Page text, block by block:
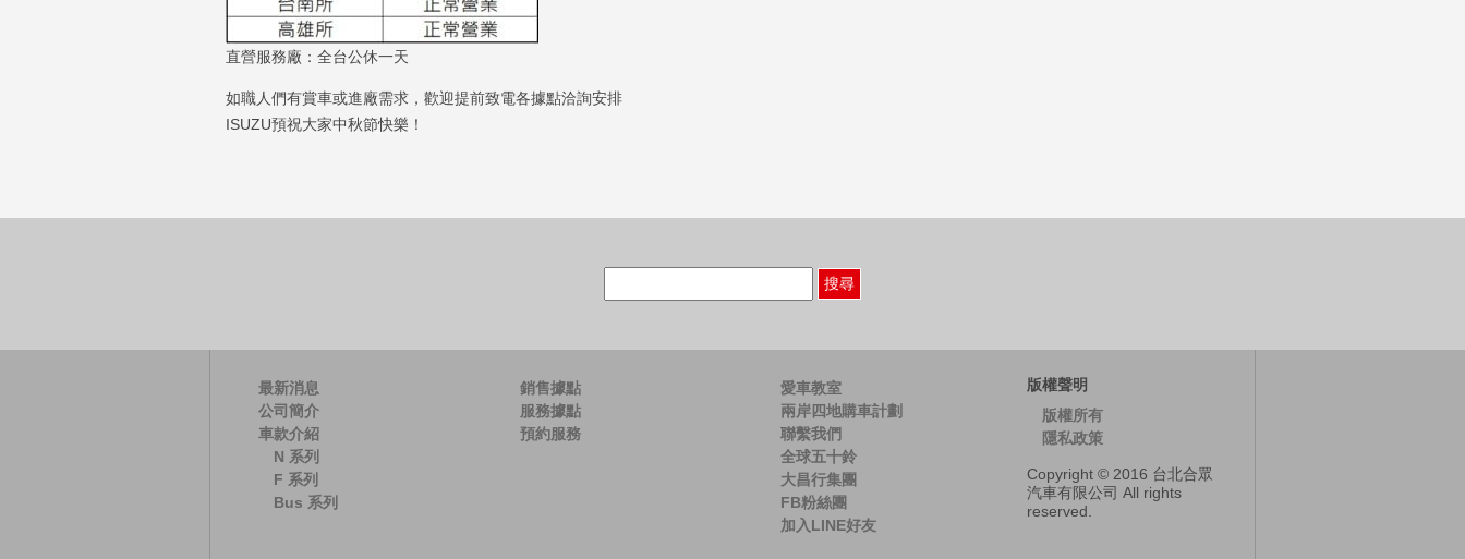
直營服務廠：全台公休一天
如職人們有賞車或進廠需求，歡迎提前致電各據點洽詢安排
ISUZU預祝大家中秋節快樂！
搜
關
最新消息
公司簡介
車款介紹
N 系列
F 系列
Bus 系列
銷售據點
服務據點
預約服務
愛車教室
兩岸四地購車計劃
聯繫我們
全球五十鈴
大昌行集團
FB粉絲團
加入LINE好友
版權聲明
版權所有
隱私政策
Copyright © 2016 台北合眾
汽車有限公司 All rights
reserved.